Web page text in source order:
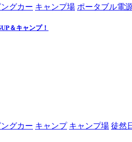
グカー キャンプ場 ポータブル電
＆キャンプ！
グカー キャンプ キャンプ場 徒然